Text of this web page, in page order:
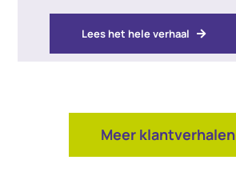
Lees het hele verhaal
Meer klantverhalen